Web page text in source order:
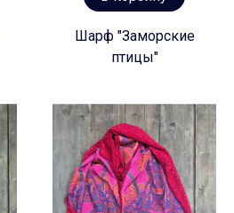
Шарф "Заморские
птицы"